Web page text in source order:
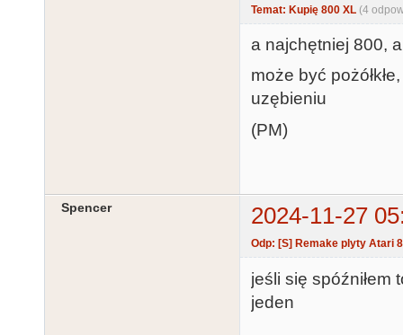
Temat: Kupię 800 XL (4
a najchętniej 800,
może być
uzębieniu
(PM)
Spencer 2024-11-27
Odp: [S] Remake plyty Atari
jeśli się spóźniłem
jeden